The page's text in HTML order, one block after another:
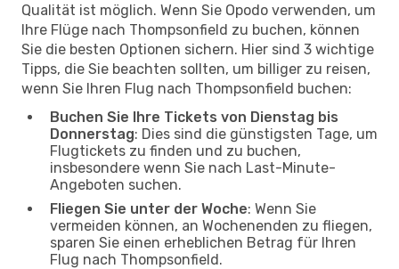
Qualität ist möglich. Wenn Sie Opodo verwenden, um
Ihre Flüge nach Thompsonfield zu buchen, können
Sie die besten Optionen sichern. Hier sind 3 wichtige
Tipps, die Sie beachten sollten, um billiger zu reisen,
wenn Sie Ihren Flug nach Thompsonfield buchen:
Buchen Sie Ihre Tickets von Dienstag bis
Donnerstag: Dies sind die günstigsten Tage, um
Flugtickets zu finden und zu buchen,
insbesondere wenn Sie nach Last-Minute-
Angeboten suchen.
Fliegen Sie unter der Woche: Wenn Sie
vermeiden können, an Wochenenden zu fliegen,
sparen Sie einen erheblichen Betrag für Ihren
Flug nach Thompsonfield.